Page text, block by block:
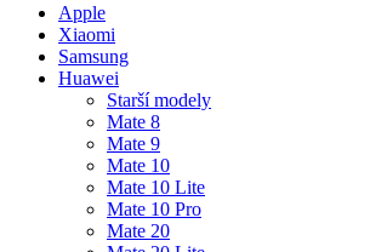
Apple
Xiaomi
Samsung
Huawei
Starší modely
Mate 8
Mate 9
Mate 10
Mate 10 Lite
Mate 10 Pro
Mate 20